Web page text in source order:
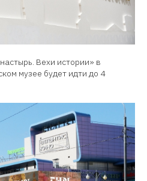
Вехи истории» в
музее будет идти до 4